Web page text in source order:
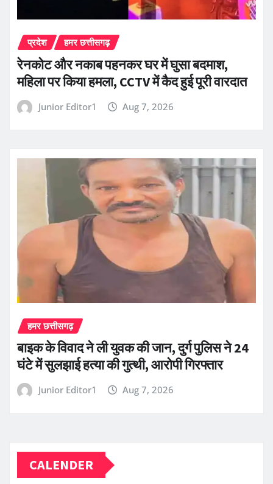
प्रदेश हमर छत्तीसगढ़
रेनकोट और नकाब पहनकर घर में घुसा बदमाश,
महिला पर किया हमला, CCTV में कैद हुई पूरी वारदात
Junior Editor1 Aug 7, 2026
हमर छत्तीसगढ़
बाइक के विवाद ने ली युवक की जान, दुर्ग पुलिस ने 24
घंटे में सुलझाई हत्या की गुत्थी, आरोपी गिरफ्तार
Junior Editor1 Aug 7, 2026
CALENDER